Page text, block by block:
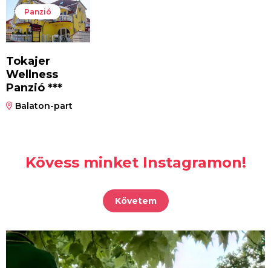
Panzió
Tokajer
Wellness
Panzió ***
Balaton-part
Kövess minket Instagramon!
Követem